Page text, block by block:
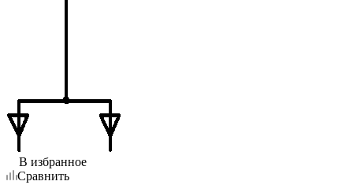
В избранное
Сравнить